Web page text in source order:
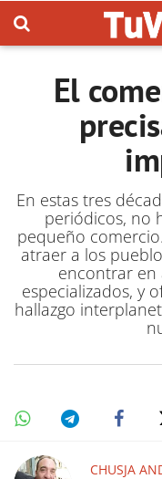
El
En estas tres
periódicos, no
pequeño
atraer a los
encontrar en
especializados, y
hallazgo
CHUSJA